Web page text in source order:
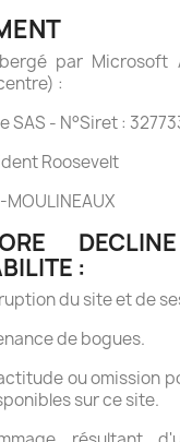
par Microsoft
:
SAS - N°Siret :
Roosevelt
:
du site et de
de bogues.
ou omission
sur ce site.